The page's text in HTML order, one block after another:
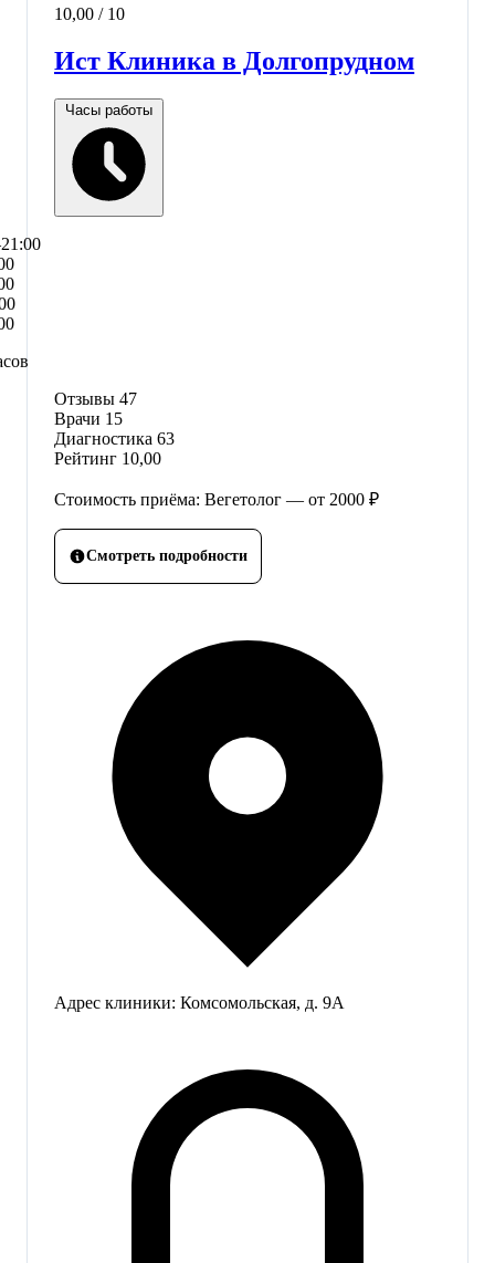
10,00 / 10
Ист Клиника в Долгопрудном
Часы работы
Отзывы 47
Врачи 15
Диагностика 63
Рейтинг 10,00
Стоимость приёма: Вегетолог — от 2000 ₽
Смотреть подробности
Адрес клиники: Комсомольская, д. 9А